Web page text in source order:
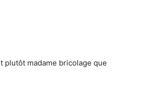
plutôt madame bricolage que